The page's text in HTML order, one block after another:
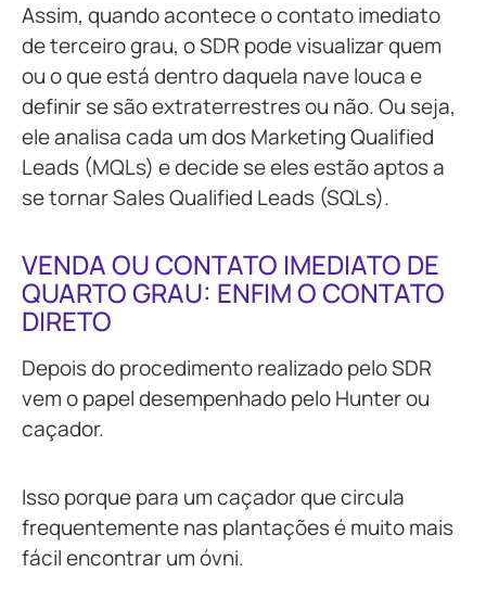
Assim, quando acontece o contato imediato
de terceiro grau, o SDR pode visualizar quem
ou o que está dentro daquela nave louca e
definir se são extraterrestres ou não. Ou seja,
ele analisa cada um dos Marketing Qualified
Leads (MQLs) e decide se eles estão aptos a
se tornar Sales Qualified Leads (SQLs).
VENDA OU CONTATO IMEDIATO DE
QUARTO GRAU: ENFIM O CONTATO
DIRETO
Depois do procedimento realizado pelo SDR
vem o papel desempenhado pelo Hunter ou
caçador.
Isso porque para um caçador que circula
frequentemente nas plantações é muito mais
fácil encontrar um óvni.